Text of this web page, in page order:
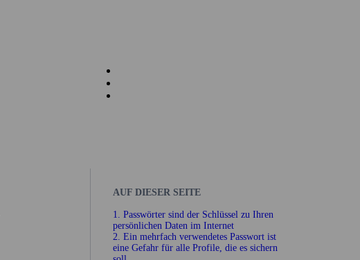
AUF DIESER SEITE
1. Pass­wörter sind der Schlüssel zu Ihren
persönlichen Daten im Internet
2. Ein mehrfach verwendetes Pass­wort ist
eine Gefahr für alle Profile, die es sichern